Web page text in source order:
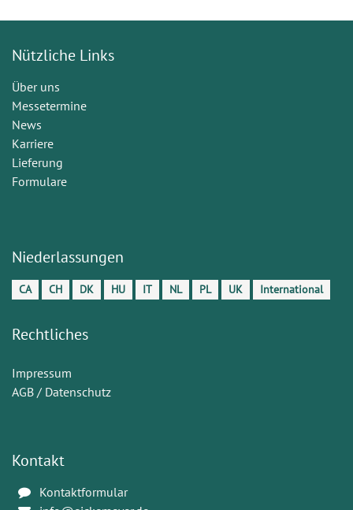
Nützliche Links
Über uns
Messetermine
News
Karriere
Lieferung
Formulare
Niederlassungen
CA CH DK HU IT NL PL UK International
Rechtliches
Impressum
AGB / Datenschutz
Kontakt
Kontaktformular